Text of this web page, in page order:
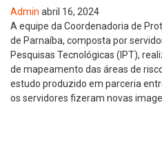
Admin abril 16, 2024
A equipe da Coordenadoria de
de Parnaíba, composta por
Pesquisas Tecnológicas (IPT),
de mapeamento das áreas de
estudo produzido em parceria
os servidores fizeram novas